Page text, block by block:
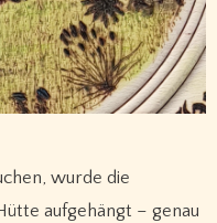
wurde die
aufgehängt – genau